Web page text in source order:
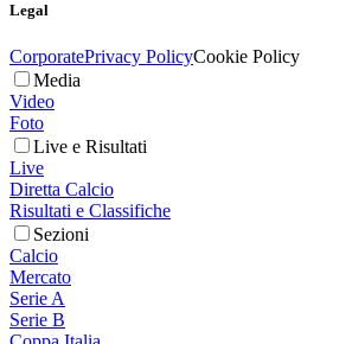
Legal
CorporatePrivacy PolicyCookie Policy
Media
Video
Foto
Live e Risultati
Live
Diretta Calcio
Risultati e Classifiche
Sezioni
Calcio
Mercato
Serie A
Serie B